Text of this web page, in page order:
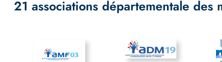
21 associations départementale des